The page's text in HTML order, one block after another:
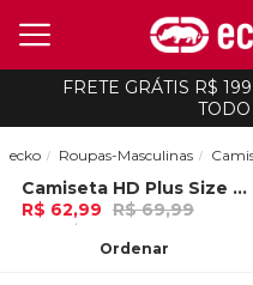
FRETE GRÁTIS R$
Ordenar
ecko Roupas-Masculinas
-10%
Camiseta HD Plus Size Explorer Branca
R$ 62,99 R$ 69,99
2x de R$ 31,49 Ou